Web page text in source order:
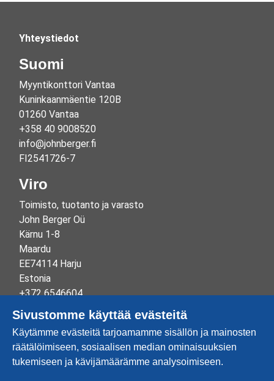
Yhteystiedot
Suomi
Myyntikonttori Vantaa
Kuninkaanmäentie 120B
01260 Vantaa
+358 40 9008520
info@johnberger.fi
FI2541726-7
Viro
Toimisto, tuotanto ja varasto
John Berger Oü
Kärnu 1-8
Maardu
EE74114 Harju
Estonia
+372 6546604
info@johnberger.ee
Reg.nr 10265834
EE100332513
Sivustomme käyttää evästeitä
Käytämme evästeitä tarjoamamme sisällön ja mainosten
räätälöimiseen, sosiaalisen median ominaisuuksien
tukemiseen ja kävijämäärämme analysoimiseen.